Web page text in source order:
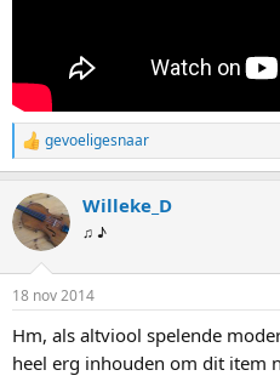
W
a
r
d
e
n
e
n
gevoeligesnaar
Willeke_D
♫ ♪
18 nov 2014
Hm, als altviool spelende
heel erg inhouden om dit item